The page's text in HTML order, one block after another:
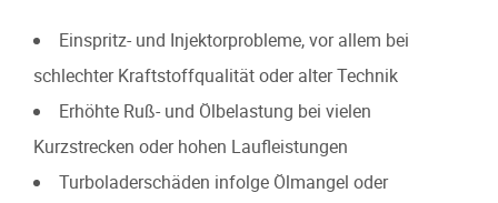
Einspritz- und Injektorprobleme, vor allem bei
schlechter Kraftstoffqualität oder alter Technik
Erhöhte Ruß- und Ölbelastung bei vielen
Kurzstrecken oder hohen Laufleistungen
Turboladerschäden infolge Ölmangel oder